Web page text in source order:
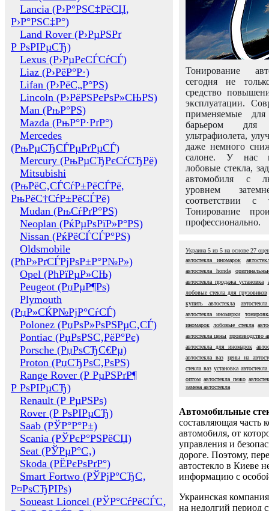
Lancia (Р›Р°РЅС‡РёСЏ,
Р›Р°РЅС‡Р°)
Land Rover (Р›РµРЅРґ
Р РѕРІРµСЂ)
Lexus (Р›РµРєСЃСѓСЃ)
Liaz (Р›РёР°Р·)
Lifan (Р›РёС„Р°РЅ)
Lincoln (Р›РёРЅРєРѕР»СЊРЅ)
Man (РњР°РЅ)
Mazda (РњР°Р·РґР°)
Mercedes
(РњРµСЂСЃРµРґРµСЃ)
Mercury (РњРµСЂРєСѓСЂРё)
Mitsubishi
(РњРёС‚СЃСѓР±РёСЃРё,
РњРёС†СѓР±РёСЃРё)
Mudan (РњСѓРґР°РЅ)
Neoplan (РќРµРѕРїР»Р°РЅ)
Nissan (РќРёСЃСЃР°РЅ)
Oldsmobile
(РћР»РґСЃРјРѕР±Р°Р№Р»)
Opel (РћРїРµР»СЊ)
Peugeot (РџРµР¶Рѕ)
Plymouth
(РџР»СЌР№РјР°СѓСЃ)
Polonez (РџРѕР»РѕРЅРµС‚СЃ)
Pontiac (РџРѕРЅС‚РёР°Рє)
Porsche (РџРѕСЂС€Рµ)
Proton (РџСЂРѕС‚РѕРЅ)
Range Rover (Р РµРЅРґР¶
Р РѕРІРµСЂ)
Renault (Р РµРЅРѕ)
Rover (Р РѕРІРµСЂ)
Saab (РЎР°Р°Р±)
Scania (РЎРєР°РЅРёСЏ)
Seat (РЎРµР°С‚)
Skoda (РЁРєРѕРґР°)
Smart Fortwo (РЎРјР°СЂС‚
Р¤РѕСЂРІРѕ)
Soueast Lioncel (РЎР°СѓРёСЃС‚
Тонирование
сегодня не
средство
эксплуатации.
применяемые
барьером для
ультрафиолета,
даже немного
салоне. У нас
лобовые стекла,
автомобиля с
уровнем
соответствии с
Тонирование
профессионально.
Украина 5 из 5 на основе 27
автостекла иномарок
автостекла honda
автостекла продажа установка
лобовые стекла для грузовиков
купить автостекла
автостекла иномарки
иномарок
лобовые стекла
автостекла цены производство
автостекла для иномарок
автостекла ваз
цены на
стекла ваз установка
оптом автостекла пежо
замена автостекла
Автомобильные
составляющая часть
автомобиля, от
управления и
дороге. Поэтому,
автостекло в Киеве
информацию с
Украинская
на недолгий период